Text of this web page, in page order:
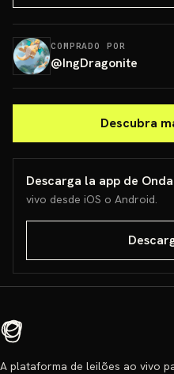
COMPRADO POR
@IngDragonite
Descubra
Descarga la app de Onda
vivo desde iOS o Android.
A plataforma de leilões ao vivo